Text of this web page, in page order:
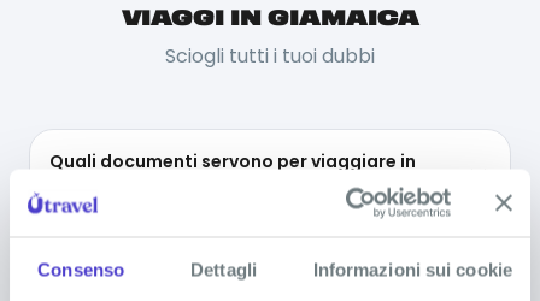
Consenso Dettagli Informazioni sui cookie
VIAGGI IN GIAMAICA
Sciogli tutti i tuoi dubbi
Quali documenti servono per viaggiare in
Servono vaccini o precauzioni mediche